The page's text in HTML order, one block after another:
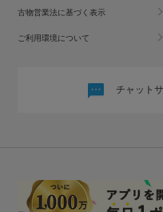
古物営業法に基づく表示
ご利用環境について
チャット